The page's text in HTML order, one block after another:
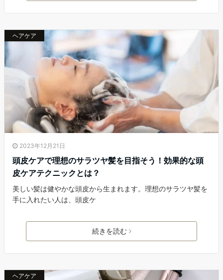
ヘアケア
2023年12月21日
頭皮ケアで理想のサラツヤ髪を目指そう！効果的な頭
皮ケアテクニックとは？
美しい髪は健やかな頭皮から生まれます。理想のサラツヤ髪を
手に入れたい人は、頭皮ケ
続きを読む
ヘアケア